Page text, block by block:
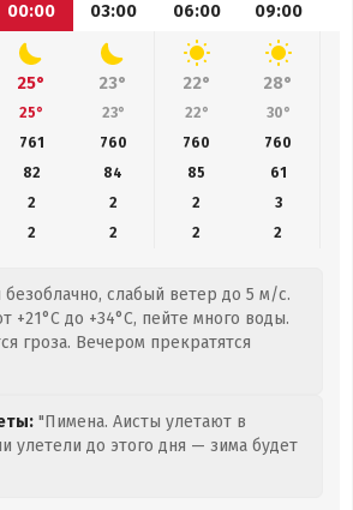
00:00
03:00 06:00 09:00
25° 23° 22° 28°
25° 23° 22° 30°
761
760 760 760
82
84 85 61
2
2 2
3
2
2 2 2
безоблачно, слабый ветер до 5 м/с.
+21°C до +34°C, пейте много воды.
гроза. Вечером прекратятся
"Пимена. Аисты улетают в
улетели до этого дня — зима будет